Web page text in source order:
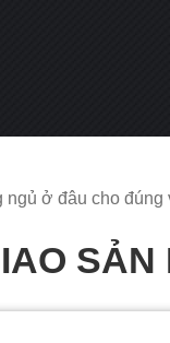
ở đâu cho đúng
SẢN